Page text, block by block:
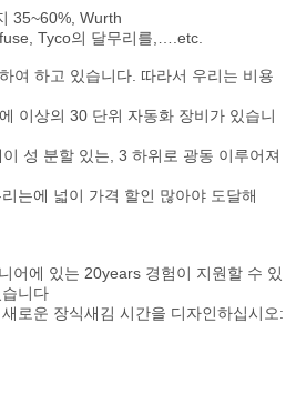
35~60%, Wurth
Tyco의 달무리를,….etc.
여 하고 있습니다. 따라서 우리는 비용
이상의 30 단위 자동화 장비가 있습니
성 분할 있는, 3 하위로 광동 이루어져
는에 넓이 가격 할인 많아야 도달해
어에 있는 20years 경험이 지원할 수 있
니다
로운 장식새김 시간을 디자인하십시오: